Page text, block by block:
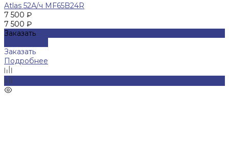
Atlas 52А/ч MF65B24R
7 500 ₽
7 500 ₽
Заказать
Заказать
Подробнее